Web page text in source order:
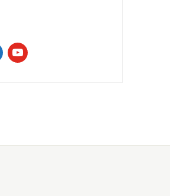
youtube